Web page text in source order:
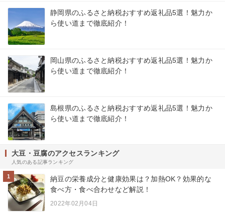
静岡県のふるさと納税おすすめ返礼品5選！魅力か
ら使い道まで徹底紹介！
岡山県のふるさと納税おすすめ返礼品5選！魅力か
ら使い道まで徹底紹介！
島根県のふるさと納税おすすめ返礼品5選！魅力か
ら使い道まで徹底紹介！
大豆・豆腐のアクセスランキング
人気のある記事ランキング
1
納豆の栄養成分と健康効果は？加熱OK？効果的な
食べ方・食べ合わせなど解説！
2022年02月04日